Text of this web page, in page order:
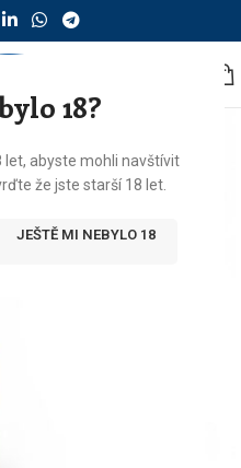
18?
let, abyste mohli navštívit
že jste starší 18 let.
JEŠTĚ MI NEBYLO 18